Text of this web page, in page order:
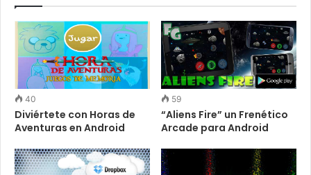
40
Diviértete con Horas de
Aventuras en Android
59
“Aliens Fire” un Frenético
Arcade para Android